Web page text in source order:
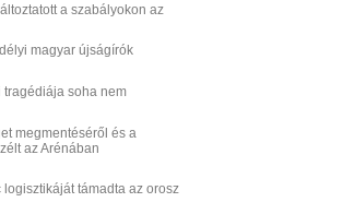
a szabályokon az
magyar újságírók
tragédiája soha nem
megmentéséről és a
az Arénában
támadta az orosz